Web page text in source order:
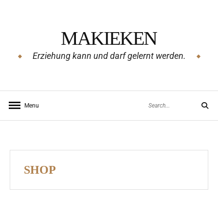
MAKIEKEN
Erziehung kann und darf gelernt werden.
Menu Search
SHOP